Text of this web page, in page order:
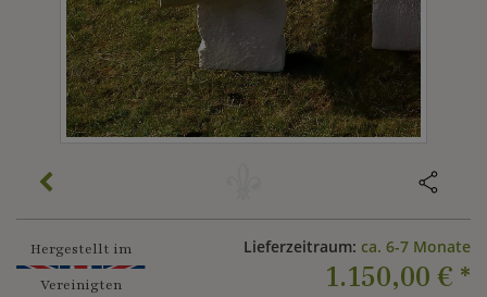
Hergestellt im
Vereinigten
Lieferzeitraum: ca. 6-7 Monate
1.150,00 € *